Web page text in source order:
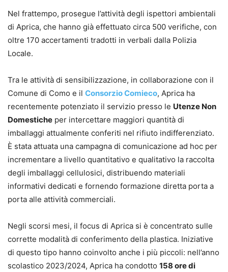
Nel frattempo, prosegue l’attività degli ispettori ambientali
di Aprica, che hanno già effettuato circa 500 verifiche, con
oltre 170 accertamenti tradotti in verbali dalla Polizia
Locale.
Tra le attività di sensibilizzazione, in collaborazione con il
Comune di Como e il Consorzio Comieco, Aprica ha
recentemente potenziato il servizio presso le Utenze Non
Domestiche per intercettare maggiori quantità di
imballaggi attualmente conferiti nel rifiuto indifferenziato.
È stata attuata una campagna di comunicazione ad hoc per
incrementare a livello quantitativo e qualitativo la raccolta
degli imballaggi cellulosici, distribuendo materiali
informativi dedicati e fornendo formazione diretta porta a
porta alle attività commerciali.
Negli scorsi mesi, il focus di Aprica si è concentrato sulle
corrette modalità di conferimento della plastica. Iniziative
di questo tipo hanno coinvolto anche i più piccoli: nell’anno
scolastico 2023/2024, Aprica ha condotto 158 ore di